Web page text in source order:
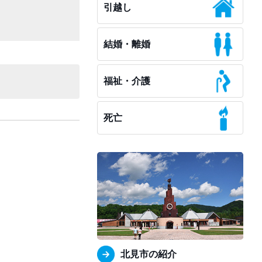
引越し
結婚・離婚
福祉・介護
死亡
北見市の紹介